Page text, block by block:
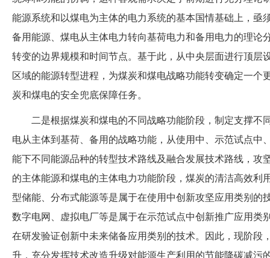
能源系统和以煤电为主体的电力系统的基本国情基础上，亟
备用能源、煤电从主体电力转向基荷电力和备用电力的理论
转变的边界规模和时间节点。基于此，从中央层面进行顶层
区域的能源转型进程，为煤炭和煤电战略功能转变确定一个
炭和煤电的安全兜底保障任务。
二是根据煤炭和煤电的不同战略功能阶段，制定支撑不
电从主体到基荷、备用的战略功能，从使用中、示范试点中
能下不同能源品种的转型技术路线及融合发展技术路线，攻
的主体能源和煤电的主体电力功能阶段，煤炭的清洁高效利
型储能、分布式能源等是属于在使用中创新攻坚应用类别的
数字电网、虚拟电厂等是属于在示范试点中创新推广应用类
在研发验证创新中未来储备应用类别的技术。因此，现阶段
升，充分发挥技术改造升级对能源生产利用的节能降碳减污